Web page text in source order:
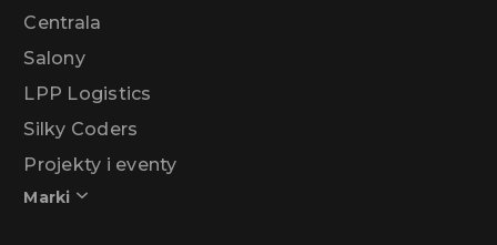
Centrala
Salony
LPP Logistics
Silky Coders
Projekty i eventy
Marki